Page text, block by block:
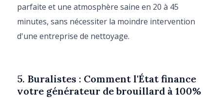
parfaite et une atmosphère saine en 20 à 45
minutes, sans nécessiter la moindre intervention
d'une entreprise de nettoyage.
5. Buralistes : Comment l'État finance
votre générateur de brouillard à 100%